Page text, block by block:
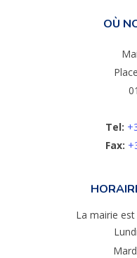
OÙ
Tel:
Fax:
La mairie